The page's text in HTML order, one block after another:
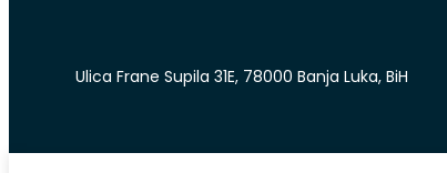
Ulica Frane Supila 31E, 78000 Banja Luka, BiH